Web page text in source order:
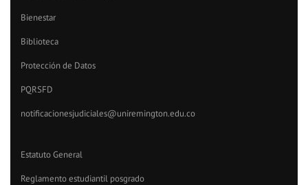
Bienestar
Biblioteca
Protección de Datos
PQRSFD
notificacionesjudiciales@uniremington.edu.co
Estatuto General
Reglamento estudiantil posgrado